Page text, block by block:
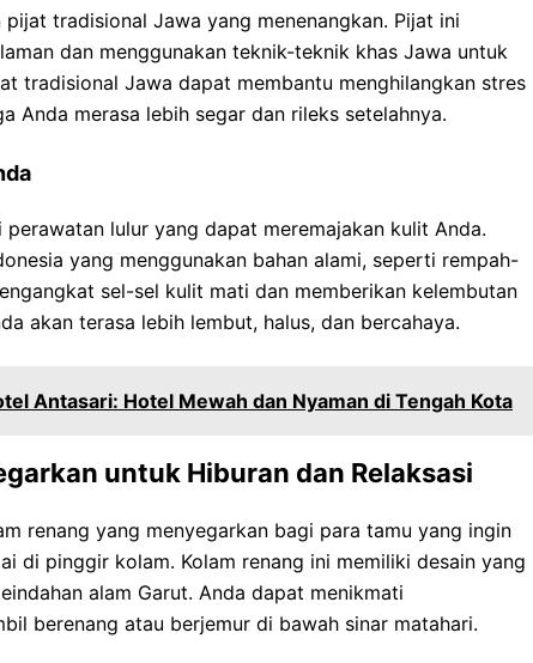
tradisional Jawa yang menenangkan. Pijat ini
dan menggunakan teknik-teknik khas Jawa untuk
tradisional Jawa dapat membantu menghilangkan stres
Anda merasa lebih segar dan rileks setelahnya.
lulur yang dapat meremajakan kulit Anda.
yang menggunakan bahan alami, seperti rempah-
sel-sel kulit mati dan memberikan kelembutan
akan terasa lebih lembut, halus, dan bercahaya.
Antasari: Hotel Mewah dan Nyaman di Tengah Kota
untuk Hiburan dan Relaksasi
renang yang menyegarkan bagi para tamu yang ingin
di pinggir kolam. Kolam renang ini memiliki desain yang
alam Garut. Anda dapat menikmati
berenang atau berjemur di bawah sinar matahari.